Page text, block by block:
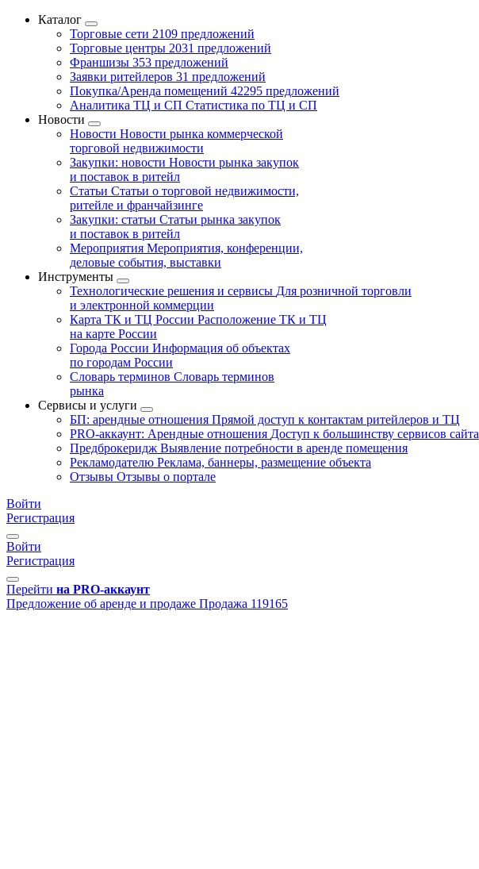
Каталог
Торговые сети 2109 предложений
Торговые центры 2031 предложений
Франшизы 353 предложений
Заявки ритейлеров 31 предложений
Покупка/Аренда помещений 42295 предложений
Аналитика ТЦ и СП Статистика по ТЦ и СП
Новости
Новости Новости рынка коммерческой
торговой недвижимости
Закупки: новости Новости рынка закупок
и поставок в ритейл
Статьи Статьи о торговой недвижимости,
ритейле и франчайзинге
Закупки: статьи Статьи рынка закупок
и поставок в ритейл
Мероприятия Мероприятия, конференции,
деловые события, выставки
Инструменты
Технологические решения и сервисы Для розничной торговли
и электронной коммерции
Карта ТК и ТЦ России Расположение ТК и ТЦ
на карте России
Города России Информация об объектах
по городам России
Словарь терминов Словарь терминов
рынка
Сервисы и услуги
БП: арендные отношения Прямой доступ к контактам ритейлеров и ТЦ
PRO-аккаунт: Арендные отношения Доступ к большинству сервисов сайта
Предброкеридж Выявление потребности в аренде помещения
Рекламодателю Реклама, баннеры, размещение объекта
Отзывы Отзывы о портале
Войти
Регистрация
Войти
Регистрация
Перейти на PRO-аккаунт
Предложение об аренде и продаже Продажа 119165